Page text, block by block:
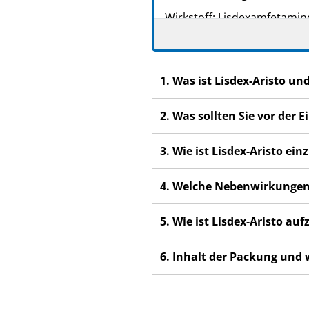
Wirkstoff:
Lesen Sie die gesamte
Heben Sie die
Wenn Sie weitere
Dieses Arzneimittel
anderen Menschen
Nebenwirkungen, die
1. Was ist Lisdex-Aristo
2. Was sollten Sie vor der
3. Wie ist Lisdex-Aristo
4. Welche
5. Wie ist Lisdex-Aristo
6. Inhalt der Packung